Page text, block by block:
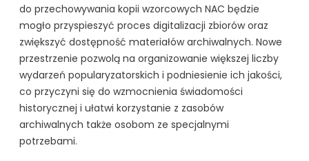
do przechowywania kopii wzorcowych NAC będzie
mogło przyspieszyć proces digitalizacji zbiorów oraz
zwiększyć dostępność materiałów archiwalnych. Nowe
przestrzenie pozwolą na organizowanie większej liczby
wydarzeń popularyzatorskich i podniesienie ich jakości,
co przyczyni się do wzmocnienia świadomości
historycznej i ułatwi korzystanie z zasobów
archiwalnych także osobom ze specjalnymi
potrzebami.